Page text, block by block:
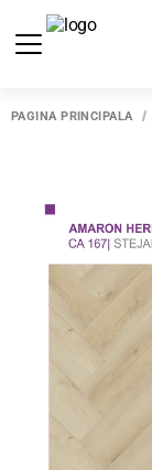
PAGINA PRINCIPALĂ